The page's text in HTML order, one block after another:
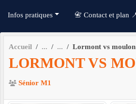
Infos pratiques 📇 Contact et plan
Accueil Lormont vs moulon
LORMONT VS
Sénior M1